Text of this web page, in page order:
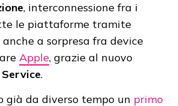
, interconnessione fra i
le piattaforme tramite
anche a sorpresa fra device
Apple, grazie al nuovo
.
già da diverso tempo un primo